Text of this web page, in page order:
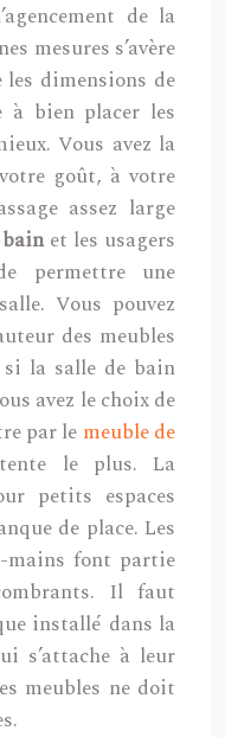
de la
mesures s’avère
dimensions de
à bien placer les
Vous avez la
goût, à votre
assez large
bainet les usagers
permettre une
Vous pouvez
des meubles
si la salle de bain
avez le choix de
par le meuble de
le plus. La
petits espaces
de place. Les
mains font partie
Il faut
installé dans la
s’attache à leur
meubles ne doit